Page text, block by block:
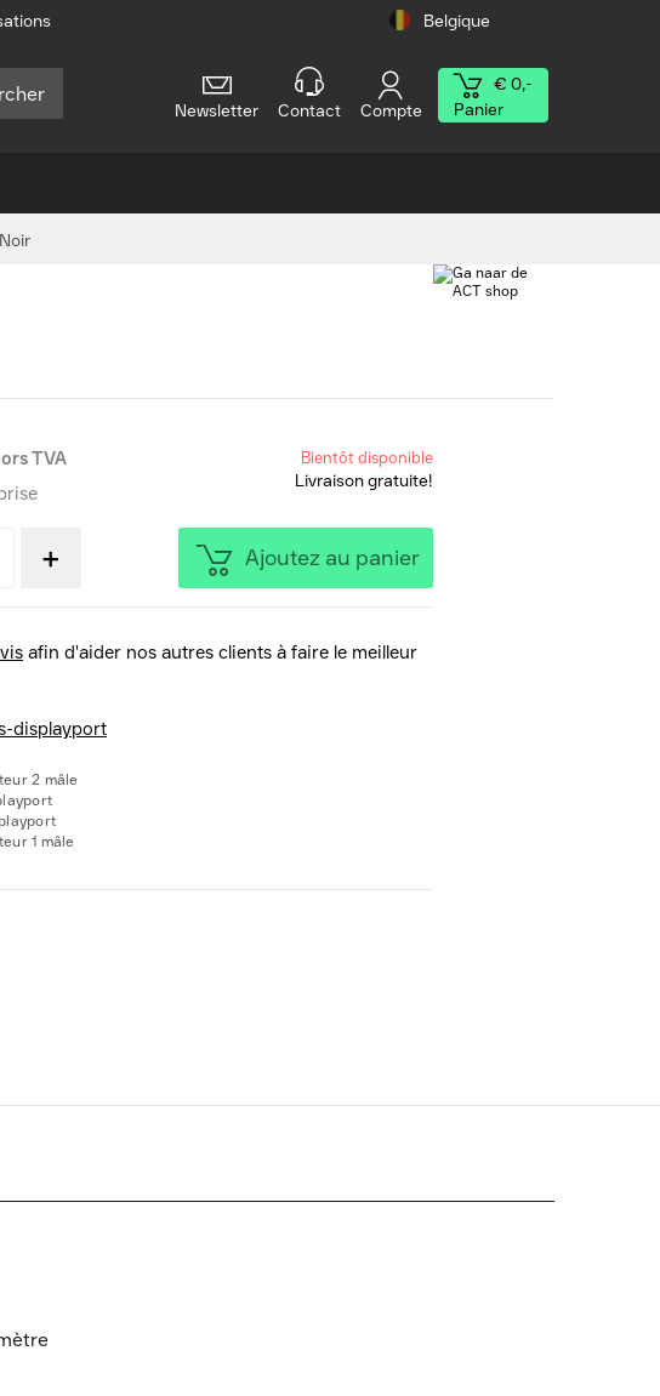
Belgique
Newsletter Contact Compte
€ 0,-
Panier
TVA Bientôt disponible
Livraison gratuite!
+ Ajoutez au panier
afin d'aider nos autres clients à faire le meilleur
displayport
2 mâle
1 mâle